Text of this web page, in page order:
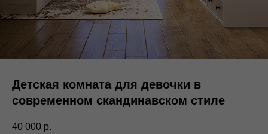
Детская комната для девочки в
современном скандинавском стиле
40 000 р.